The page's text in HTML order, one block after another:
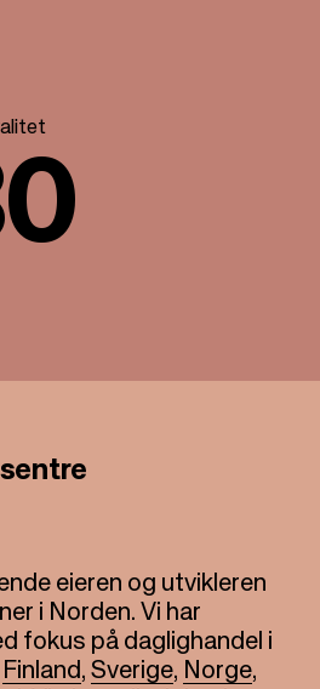
eieren og utvikleren
i Norden. Vi har
fokus på daglighandel i
Finland, Sverige, Norge,